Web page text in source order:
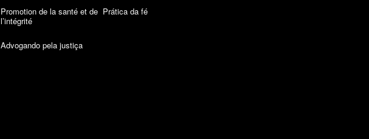
Promotion de la santé et de
l’intégrité
Advogando pela justiça
Prática da fé